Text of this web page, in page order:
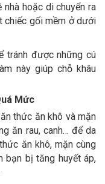
hoặc di chuyển ra
chiếc gối mềm ở dưới
tránh được những cú
này giúp chỗ khâu
Mức
thức ăn khô và mặn
ăn rau, canh… để da
ăn khô, mặn cùng
bạn bị tăng huyết áp,